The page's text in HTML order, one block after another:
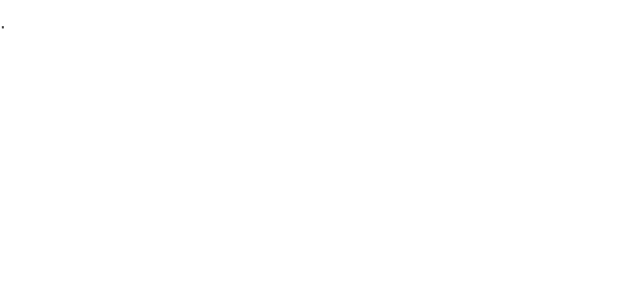
.